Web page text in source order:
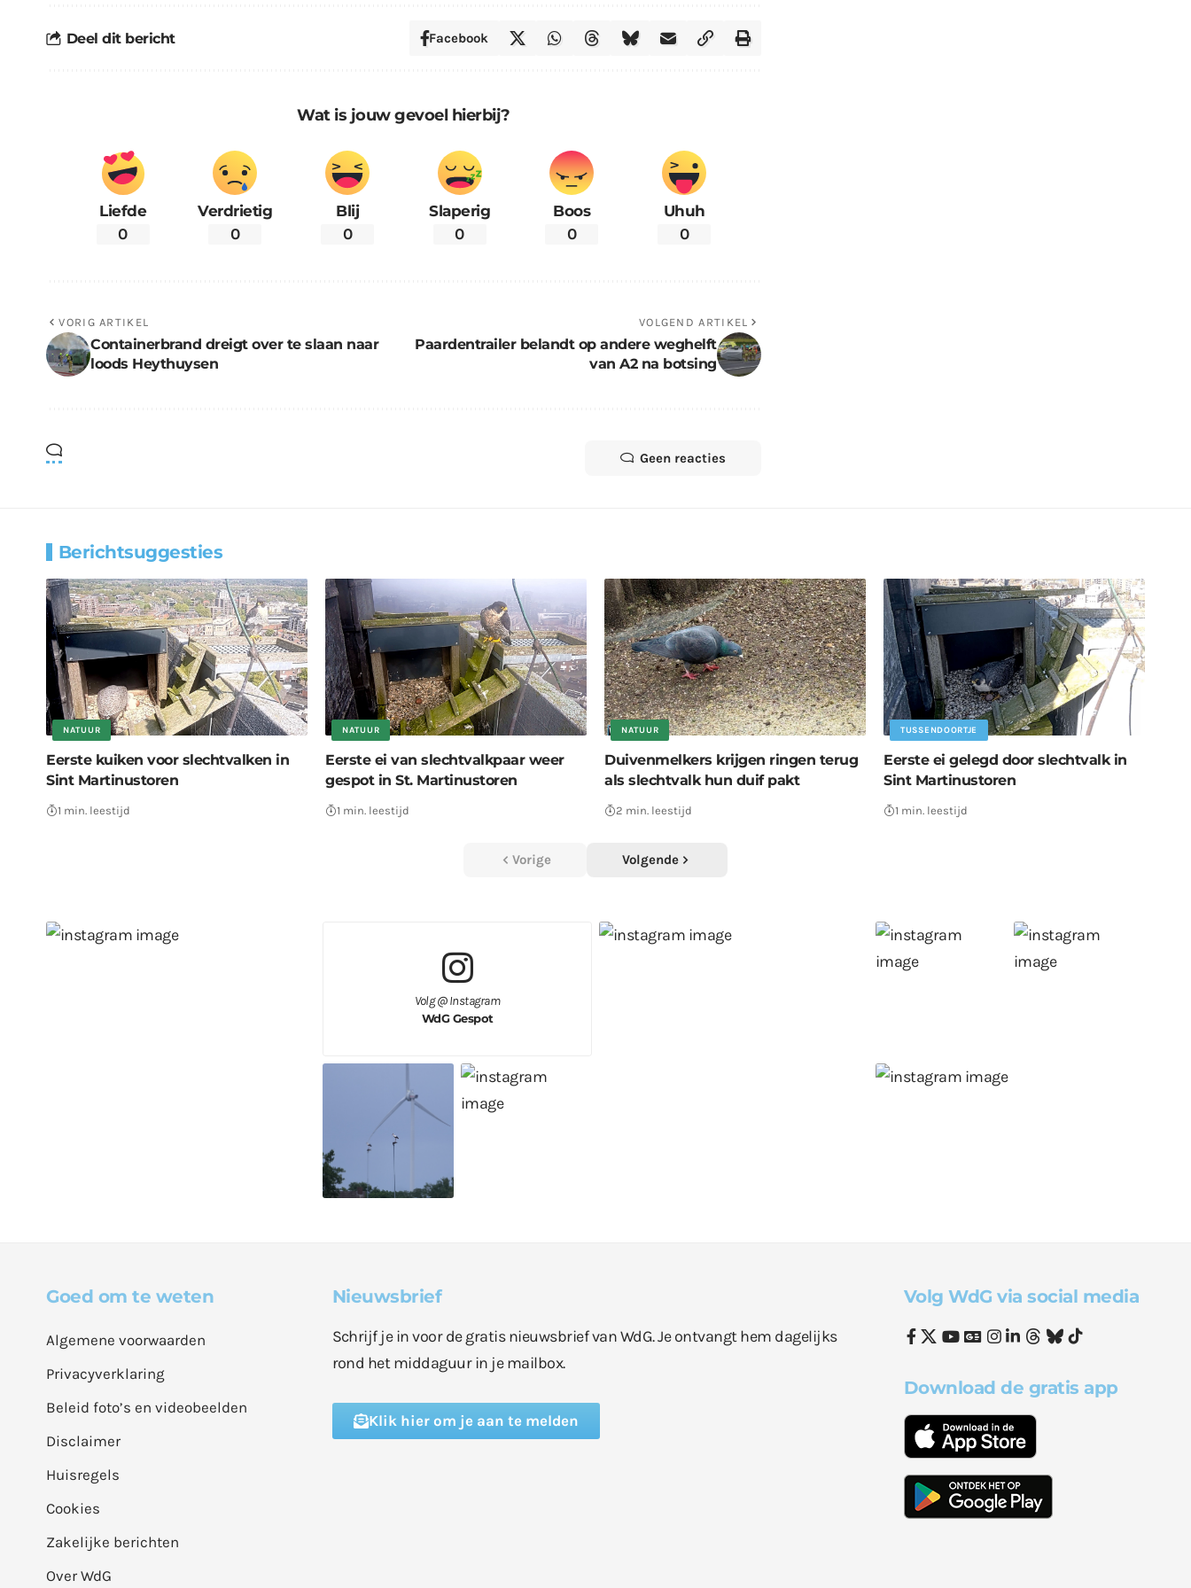
Deel dit bericht Facebook
Wat is jouw gevoel hierbij?
Liefde
0
Verdrietig
0
Blij
0
Slaperig
0
Boos
0
Uhuh
0
VORIG ARTIKEL
Containerbrand dreigt over te slaan naar
loods Heythuysen
VOLGEND ARTIKEL
Paardentrailer belandt op andere weghelft
van A2 na botsing
Geen reacties
Berichtsuggesties
NATUUR
Eerste kuiken voor slechtvalken in
Sint Martinustoren
1 min. leestijd
NATUUR
Eerste ei van slechtvalkpaar weer
gespot in St. Martinustoren
1 min. leestijd
NATUUR
Duivenmelkers krijgen ringen terug
als slechtvalk hun duif pakt
2 min. leestijd
TUSSENDOORTJE
Eerste ei gelegd door slechtvalk in
Sint Martinustoren
1 min. leestijd
Vorige Volgende
Volg @ Instagram
WdG Gespot
Goed om te weten
Algemene voorwaarden
Privacyverklaring
Beleid foto’s en videobeelden
Disclaimer
Huisregels
Cookies
Zakelijke berichten
Over WdG
Nieuwsbrief
Schrijf je in voor de gratis nieuwsbrief van WdG. Je ontvangt hem dagelijks
rond het middaguur in je mailbox.
Klik hier om je aan te melden
Volg WdG via social media
Download de gratis app